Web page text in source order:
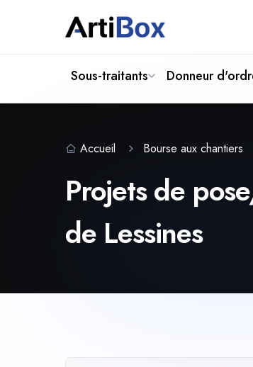
Sous-traitants Donneur
Accueil Bourse aux chantiers
Projets de
de Lessines